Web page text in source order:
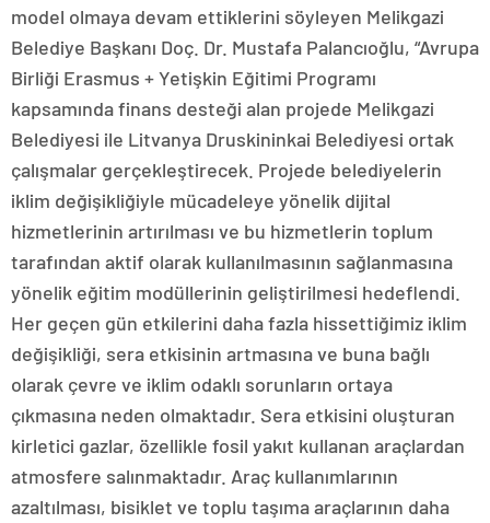
model olmaya devam ettiklerini söyleyen Melikgazi
Belediye Başkanı Doç. Dr. Mustafa Palancıoğlu, “Avrupa
Birliği Erasmus + Yetişkin Eğitimi Programı
kapsamında finans desteği alan projede Melikgazi
Belediyesi ile Litvanya Druskininkai Belediyesi ortak
çalışmalar gerçekleştirecek. Projede belediyelerin
iklim değişikliğiyle mücadeleye yönelik dijital
hizmetlerinin artırılması ve bu hizmetlerin toplum
tarafından aktif olarak kullanılmasının sağlanmasına
yönelik eğitim modüllerinin geliştirilmesi hedeflendi.
Her geçen gün etkilerini daha fazla hissettiğimiz iklim
değişikliği, sera etkisinin artmasına ve buna bağlı
olarak çevre ve iklim odaklı sorunların ortaya
çıkmasına neden olmaktadır. Sera etkisini oluşturan
kirletici gazlar, özellikle fosil yakıt kullanan araçlardan
atmosfere salınmaktadır. Araç kullanımlarının
azaltılması, bisiklet ve toplu taşıma araçlarının daha